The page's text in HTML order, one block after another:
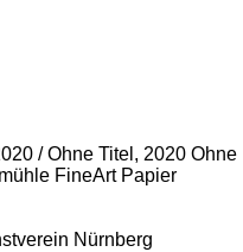
/ Ohne Titel, 2020 Ohne
FineArt Papier
Nürnberg